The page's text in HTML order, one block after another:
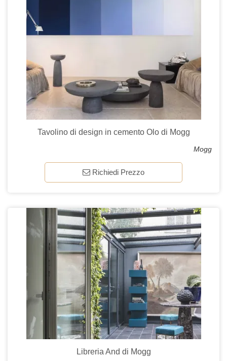
Tavolino di design in cemento Olo di Mogg
Mogg
Richiedi Prezzo
Libreria And di Mogg